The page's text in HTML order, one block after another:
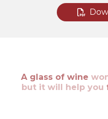
A glass of wine
but it will help you